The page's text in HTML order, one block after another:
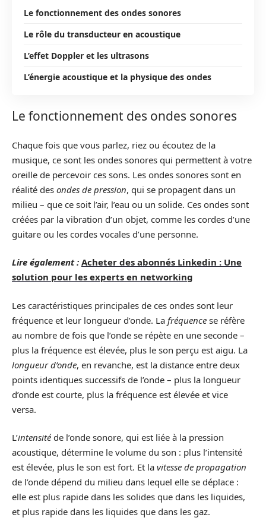
Le fonctionnement des ondes sonores
Le rôle du transducteur en acoustique
L’effet Doppler et les ultrasons
L’énergie acoustique et la physique des ondes
Le fonctionnement des ondes sonores
Chaque fois que vous parlez, riez ou écoutez de la
musique, ce sont les ondes sonores qui permettent à votre
oreille de percevoir ces sons. Les ondes sonores sont en
réalité des ondes de pression, qui se propagent dans un
milieu – que ce soit l’air, l’eau ou un solide. Ces ondes sont
créées par la vibration d’un objet, comme les cordes d’une
guitare ou les cordes vocales d’une personne.
Lire également : Acheter des abonnés Linkedin : Une
solution pour les experts en networking
Les caractéristiques principales de ces ondes sont leur
fréquence et leur longueur d’onde. La fréquence se réfère
au nombre de fois que l’onde se répète en une seconde –
plus la fréquence est élevée, plus le son perçu est aigu. La
longueur d’onde, en revanche, est la distance entre deux
points identiques successifs de l’onde – plus la longueur
d’onde est courte, plus la fréquence est élevée et vice
versa.
L’intensitéde l’onde sonore, qui est liée à la pression
acoustique, détermine le volume du son : plus l’intensité
est élevée, plus le son est fort. Et la vitesse de propagation
de l’onde dépend du milieu dans lequel elle se déplace :
elle est plus rapide dans les solides que dans les liquides,
et plus rapide dans les liquides que dans les gaz.